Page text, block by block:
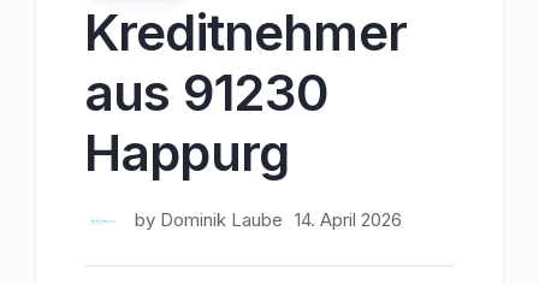
Kreditnehmer
aus 91230
Happurg
by Dominik Laube 14. April 2026